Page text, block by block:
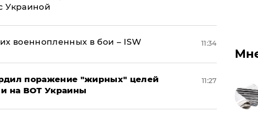
Украиной
военнопленных в бои – ISW 11:34
поражение "жирных" целей
на ВОТ Украины
11:27